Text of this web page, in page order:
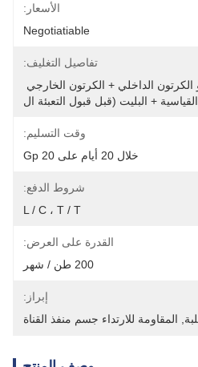
الأسعار:
Negotiatiable
تفاصيل التغليف:
القياسية + البليت (قبل قبول التعبئة ال
وقت التسليم:
خلال 20 أيام على 20 Gp
شروط الدفع:
L / C ، T / T
القدرة على العرض:
200 طن / شهر
إبراز:
المقاومة للارتداء جسم منفذ القناة